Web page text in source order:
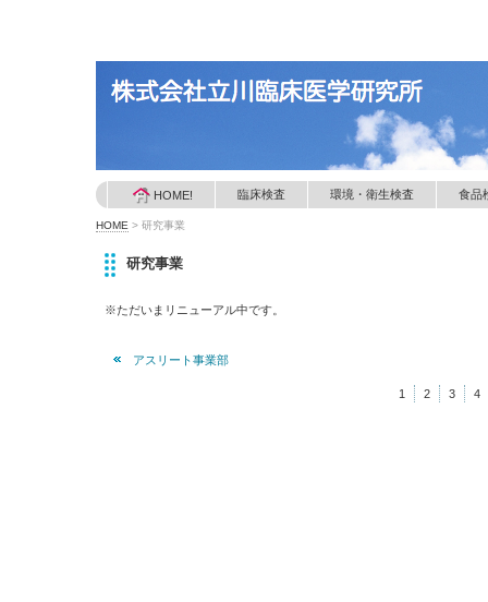
HOME! 臨床検査 環境・衛生検査 食品
HOME > 研究事業
研究事業
※ただいまリニューアル中です。
アスリート事業部
1 2 3 4